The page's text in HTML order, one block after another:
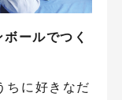
ールでつく
ちに好きなだ